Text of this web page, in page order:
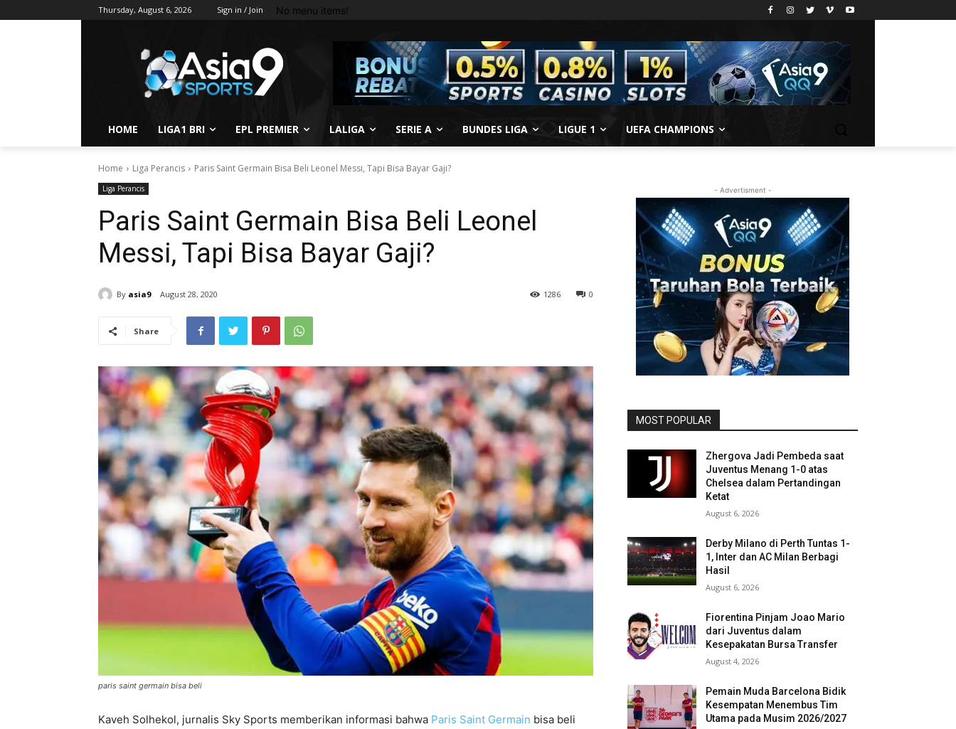
Thursday, August 6, 2026 Sign in / Join No menu items!
HOME LIGA1 BRI EPL PREMIER LALIGA SERIE A BUNDES LIGA LIGUE 1 UEFA CHAMPIONS
Home Liga Perancis Paris Saint Germain Bisa Beli Leonel Messi, Tapi Bisa Bayar Gaji?
Liga Perancis
Paris Saint Germain Bisa Beli Leonel
Messi, Tapi Bisa Bayar Gaji?
By asia9 August 28, 2020 0
1286
Share
paris saint germain bisa beli
Kaveh Solhekol, jurnalis Sky Sports memberikan informasi bahwa Paris Saint Germain bisa beli
- Advertisment -
MOST POPULAR
Zhergova Jadi Pembeda saat
Juventus Menang 1-0 atas
Chelsea dalam Pertandingan
Ketat
August 6, 2026
Derby Milano di Perth Tuntas 1-
1, Inter dan AC Milan Berbagi
Hasil
August 6, 2026
Fiorentina Pinjam Joao Mario
dari Juventus dalam
Kesepakatan Bursa Transfer
August 4, 2026
Pemain Muda Barcelona Bidik
Kesempatan Menembus Tim
Utama pada Musim 2026/2027